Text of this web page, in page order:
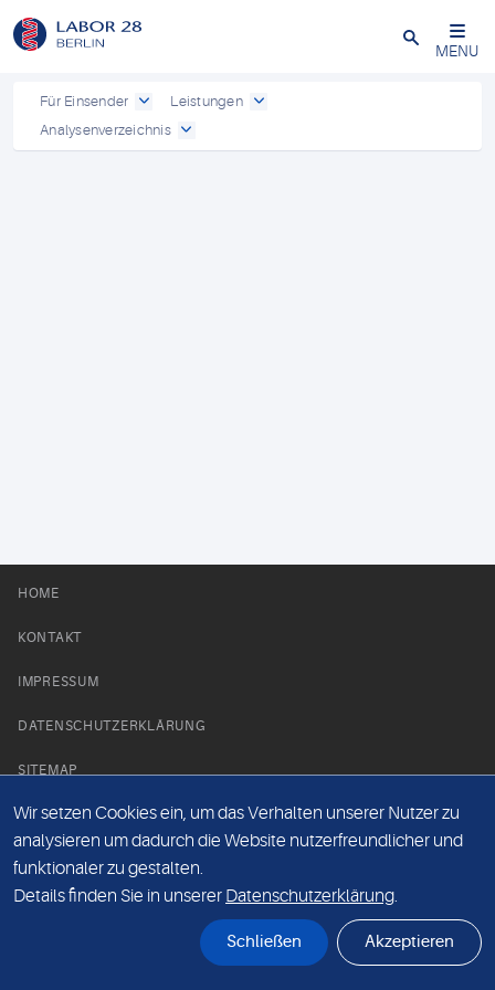
Schließen
MENU
Für Einsender
Leistungen
Analysenverzeichnis
HOME
KONTAKT
IMPRESSUM
DATENSCHUTZERKLÄRUNG
SITEMAP
NEWS PARTNER
Wir setzen Cookies ein, um das Verhalten unserer Nutzer zu
analysieren um dadurch die Website nutzerfreundlicher und
funktionaler zu gestalten.
Details finden Sie in unserer Datenschutzerklärung.
Schließen Akzeptieren